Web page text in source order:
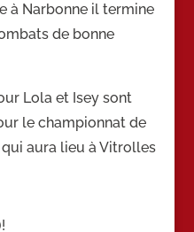
à Narbonne il termine
de bonne
Lola et Isey sont
le championnat de
aura lieu à Vitrolles